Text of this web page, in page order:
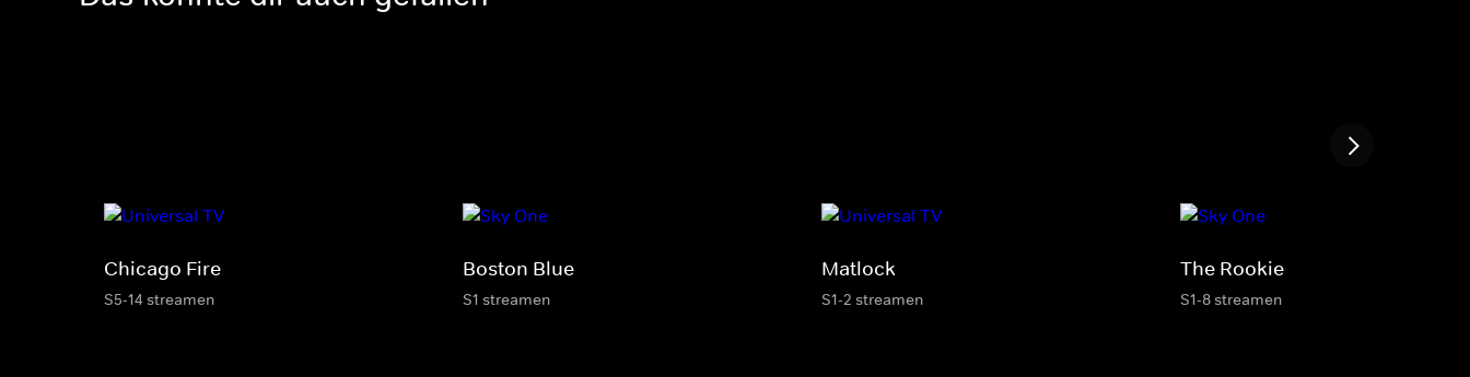
Chicago Fire
S5-14 streamen
Boston Blue
S1 streamen
Matlock
S1-2 streamen
The Rookie
S1-8 streamen